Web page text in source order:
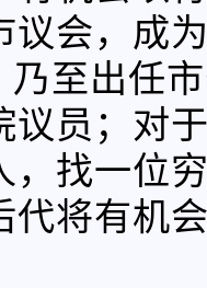
议会，成
乃至出任
议员；对
，找一位
代将有机